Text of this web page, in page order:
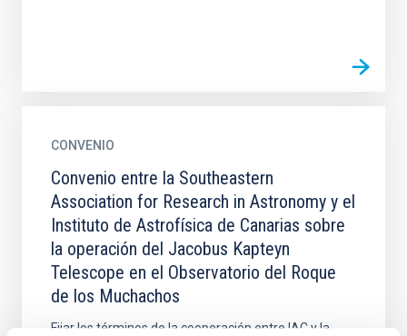
CONVENIO
Convenio entre la Southeastern
Association for Research in Astronomy y el
Instituto de Astrofísica de Canarias sobre
la operación del Jacobus Kapteyn
Telescope en el Observatorio del Roque
de los Muchachos
Fijar los términos de la cooperación entre IAC y la